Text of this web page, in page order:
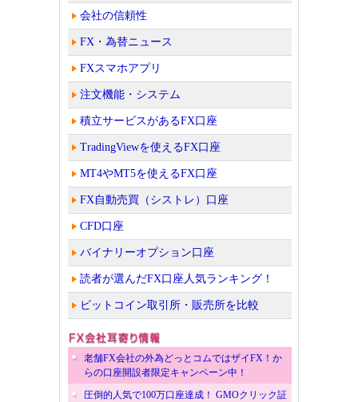
会社の信頼性
FX・為替ニュース
FXスマホアプリ
注文機能・システム
積立サービスがあるFX口座
TradingViewを使えるFX口座
MT4やMT5を使えるFX口座
FX自動売買（シストレ）口座
CFD口座
バイナリーオプション口座
読者が選んだFX口座人気ランキング！
ビットコイン取引所・販売所を比較
老舗FX会社の外為どっとコムではザイFX！か
らの口座開設者限定キャンペーン中！
圧倒的人気で100万口座達成！ GMOクリック証